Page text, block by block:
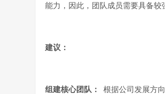
能力，因此，团队成员需要具备较
建议：
组建核心团队： 根据公司发展方